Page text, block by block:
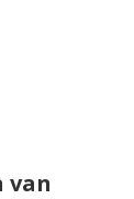
van